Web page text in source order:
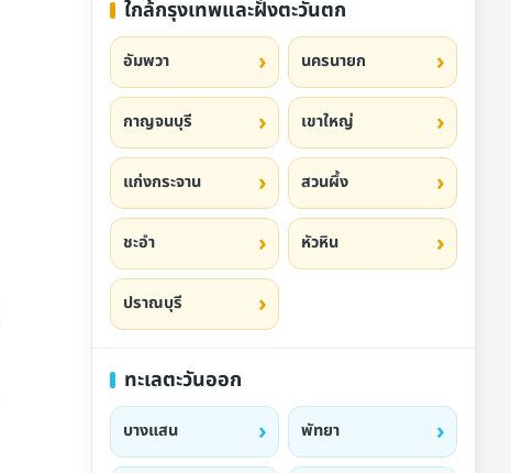
ใกล้กรุงเทพและฝั่งตะวันตก
อัมพวา นครนายก
กาญจนบุรี เขาใหญ่
แก่งกระจาน สวนผึ้ง
ชะอำ หัวหิน
ปราณบุรี
ทะเลตะวันออก
บางแสน พัทยา